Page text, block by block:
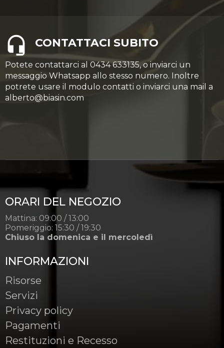
CONTATTACI SUBITO
Potete contattarci al 0434 633135, o inviarci un
messaggio Whatsapp allo stesso numero. Inoltre
potrete usare il modulo contatti o inviarci una mail a
alberto@biasin.com
ORARI DEL NEGOZIO
Mattina: 09:00 / 13:00
Pomeriggio: 15:30 / 19:30
Chiuso la domenica e il mercoledì
INFORMAZIONI
Risorse
Servizi
Privacy policy
Pagamenti
Restituzioni e Recesso